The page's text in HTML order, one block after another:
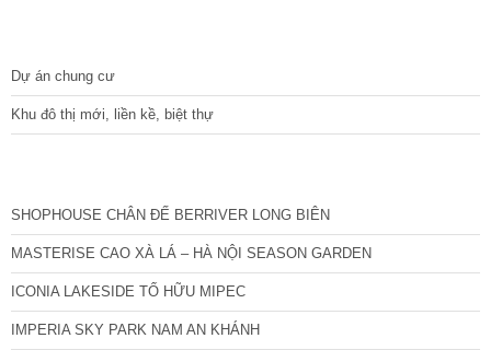
Dự án chung cư
Khu đô thị mới, liền kề, biệt thự
SHOPHOUSE CHÂN ĐẾ BERRIVER LONG BIÊN
MASTERISE CAO XÀ LÁ – HÀ NỘI SEASON GARDEN
ICONIA LAKESIDE TỐ HỮU MIPEC
IMPERIA SKY PARK NAM AN KHÁNH